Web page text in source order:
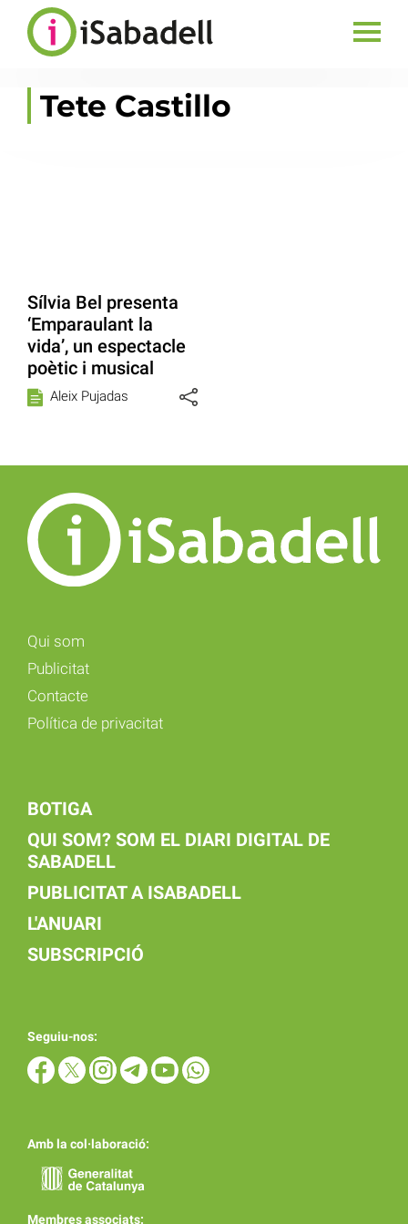
Tete Castillo
Sílvia Bel presenta
‘Emparaulant la
vida’, un espectacle
poètic i musical
Aleix Pujadas
Qui som
Publicitat
Contacte
Política de privacitat
BOTIGA
QUI SOM? SOM EL DIARI DIGITAL DE
SABADELL
PUBLICITAT A ISABADELL
L'ANUARI
SUBSCRIPCIÓ
Seguiu-nos:
Amb la col·laboració:
Membres associats: